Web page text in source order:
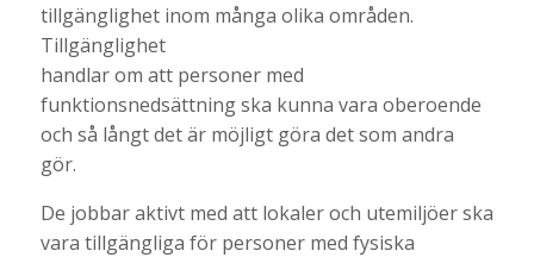
tillgänglighet inom många olika områden.
Tillgänglighet
handlar om att personer med
funktionsnedsättning ska kunna vara oberoende
och så långt det är möjligt göra det som andra
gör.
De jobbar aktivt med att lokaler och utemiljöer ska
vara tillgängliga för personer med fysiska